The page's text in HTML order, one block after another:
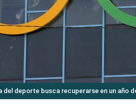
del deporte busca recuperarse en un año